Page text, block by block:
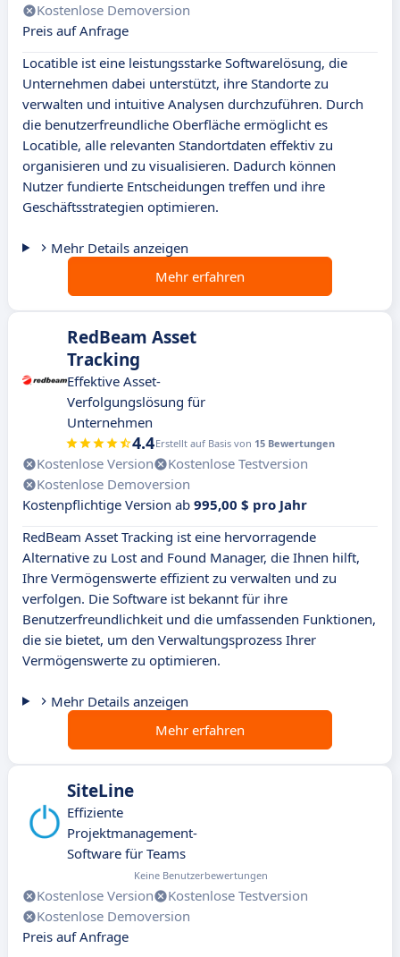
Kostenlose Demoversion
Preis auf Anfrage
Locatible ist eine leistungsstarke Softwarelösung, die
Unternehmen dabei unterstützt, ihre Standorte zu
verwalten und intuitive Analysen durchzuführen. Durch
die benutzerfreundliche Oberfläche ermöglicht es
Locatible, alle relevanten Standortdaten effektiv zu
organisieren und zu visualisieren. Dadurch können
Nutzer fundierte Entscheidungen treffen und ihre
Geschäftsstrategien optimieren.
Mehr Details anzeigen
Mehr erfahren
RedBeam Asset
Tracking
Effektive Asset-
Verfolgungslösung für
Unternehmen
4.4Erstellt auf Basis von 15 Bewertungen
Kostenlose Version
Kostenlose Testversion
Kostenlose Demoversion
Kostenpflichtige Version ab 995,00 $ pro Jahr
RedBeam Asset Tracking ist eine hervorragende
Alternative zu Lost and Found Manager, die Ihnen hilft,
Ihre Vermögenswerte effizient zu verwalten und zu
verfolgen. Die Software ist bekannt für ihre
Benutzerfreundlichkeit und die umfassenden Funktionen,
die sie bietet, um den Verwaltungsprozess Ihrer
Vermögenswerte zu optimieren.
Mehr Details anzeigen
Mehr erfahren
SiteLine
Effiziente
Projektmanagement-
Software für Teams
Keine Benutzerbewertungen
Kostenlose Version
Kostenlose Testversion
Kostenlose Demoversion
Preis auf Anfrage